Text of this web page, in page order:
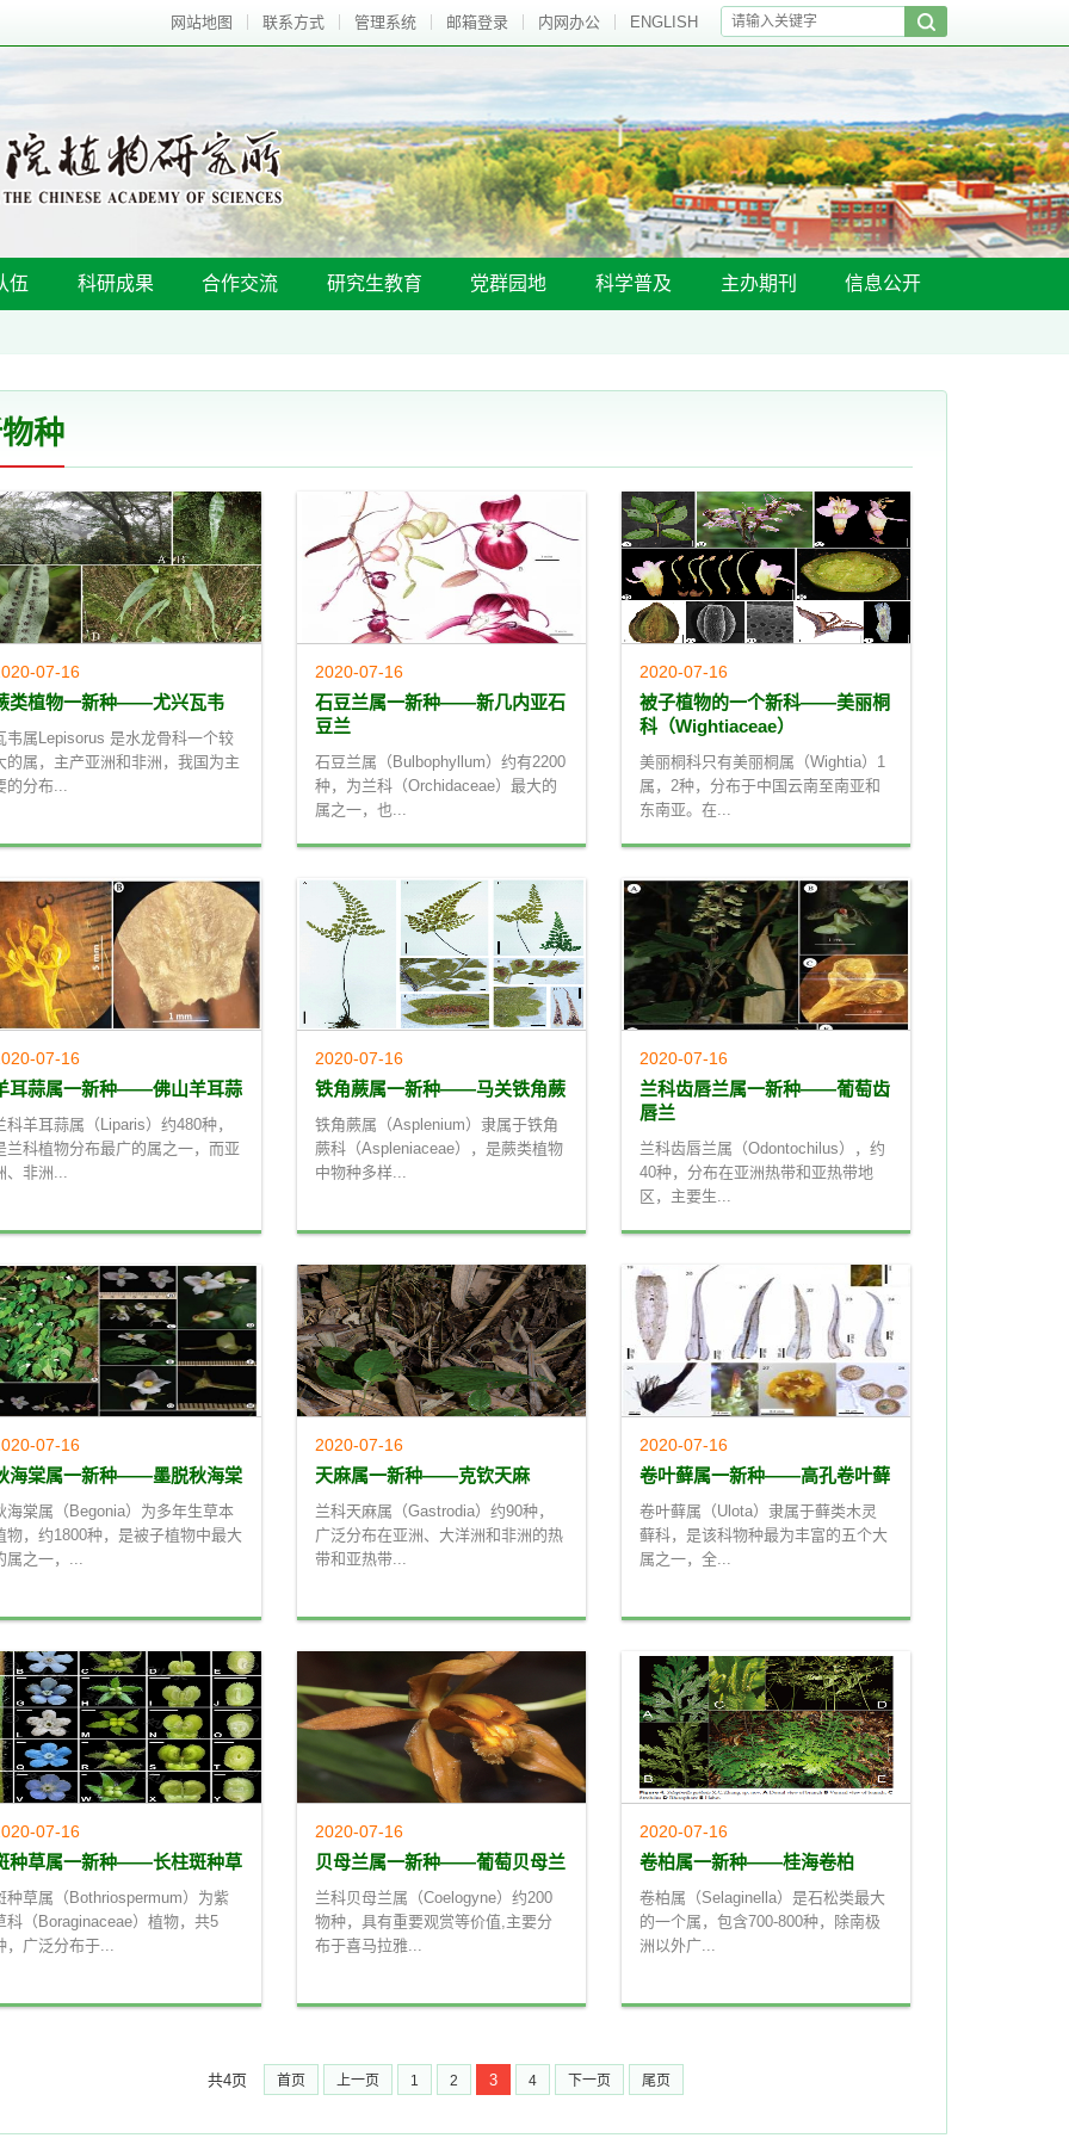
网站地图 联系方式 管理系统 邮箱登录 内网办公 ENGLISH
伍 科研成果 合作交流 研究生教育 党群园地 科学普及 主办期刊 信息公开
种
07-16
类植物一新种——尤兴瓦韦
韦属Lepisorus 是水龙骨科一个较
的属，主产亚洲和非洲，我国为主
的分布...
2020-07-16
石豆兰属一新种——新几内亚石
豆兰
石豆兰属（Bulbophyllum）约有2200
种，为兰科（Orchidaceae）最大的
属之一，也...
2020-07-16
被子植物的一个新科——美丽桐
科（Wightiaceae）
美丽桐科只有美丽桐属（Wightia）1
属，2种，分布于中国云南至南亚和
东南亚。在...
07-16
耳蒜属一新种——佛山羊耳蒜
科羊耳蒜属（Liparis）约480种，
兰科植物分布最广的属之一，而亚
、非洲...
2020-07-16
铁角蕨属一新种——马关铁角蕨
铁角蕨属（Asplenium）隶属于铁角
蕨科（Aspleniaceae），是蕨类植物
中物种多样...
2020-07-16
兰科齿唇兰属一新种——葡萄齿
唇兰
兰科齿唇兰属（Odontochilus），约
40种，分布在亚洲热带和亚热带地
区，主要生...
07-16
海棠属一新种——墨脱秋海棠
海棠属（Begonia）为多年生草本
物，约1800种，是被子植物中最大
属之一，...
2020-07-16
天麻属一新种——克钦天麻
兰科天麻属（Gastrodia）约90种，
广泛分布在亚洲、大洋洲和非洲的热
带和亚热带...
2020-07-16
卷叶藓属一新种——高孔卷叶藓
卷叶藓属（Ulota）隶属于藓类木灵
藓科，是该科物种最为丰富的五个大
属之一，全...
07-16
种草属一新种——长柱斑种草
种草属（Bothriospermum）为紫
科（Boraginaceae）植物，共5
，广泛分布于...
2020-07-16
贝母兰属一新种——葡萄贝母兰
兰科贝母兰属（Coelogyne）约200
物种，具有重要观赏等价值,主要分
布于喜马拉雅...
2020-07-16
卷柏属一新种——桂海卷柏
卷柏属（Selaginella）是石松类最大
的一个属，包含700-800种，除南极
洲以外广...
共4页 首页 上一页 1 2 3 4 下一页 尾页